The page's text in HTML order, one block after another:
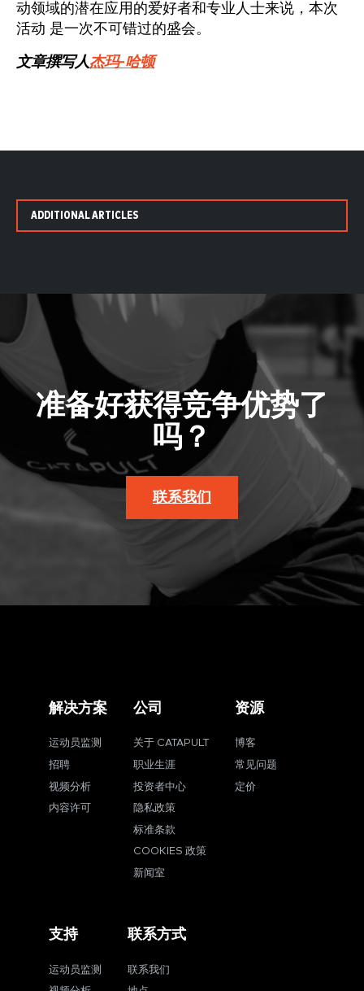
动领域的潜在应用的爱好者和专业人士来说，本次
活动 是一次不可错过的盛会。
文章撰写人杰玛-哈顿
ADDITIONAL ARTICLES
准备好获得竞争优势了
吗？
联系我们
解决方案
运动员监测
招聘
视频分析
内容许可
公司
关于 CATAPULT
职业生涯
投资者中心
隐私政策
标准条款
COOKIES 政策
新闻室
资源
博客
常见问题
定价
支持
运动员监测
联系方式
联系我们